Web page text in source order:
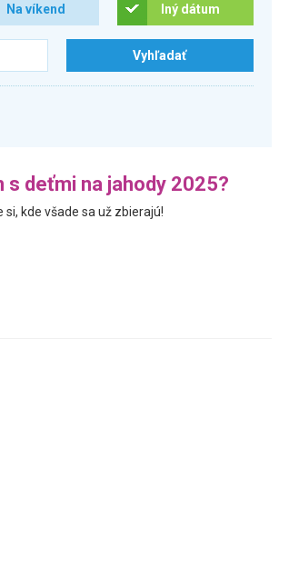
Na víkend Iný dátum
s deťmi na jahody 2025?
kde všade sa už zbierajú!